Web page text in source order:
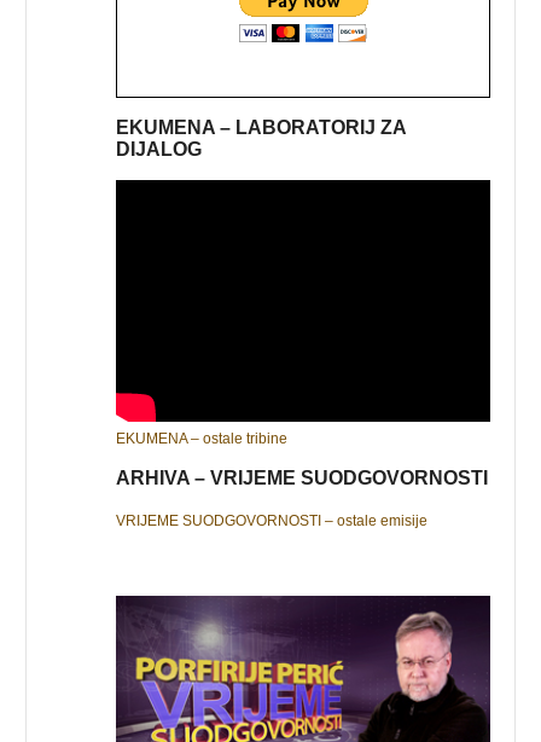
EKUMENA – LABORATORIJ ZA
DIJALOG
EKUMENA – ostale tribine
ARHIVA – VRIJEME SUODGOVORNOSTI
VRIJEME SUODGOVORNOSTI – ostale emisije